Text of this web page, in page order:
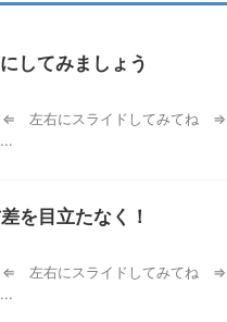
してみましょう
性 ⇐ 左右にスライドしてみ
を目立たなく！
性 ⇐ 左右にスライドしてみ